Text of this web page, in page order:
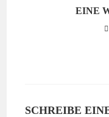
EINE
SCHREIBE